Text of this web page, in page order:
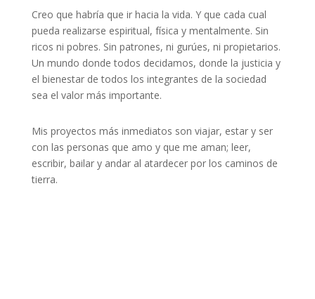
Creo que habría que ir hacia la vida. Y que cada cual
pueda realizarse espiritual, física y mentalmente. Sin
ricos ni pobres. Sin patrones, ni gurúes, ni propietarios.
Un mundo donde todos decidamos, donde la justicia y
el bienestar de todos los integrantes de la sociedad
sea el valor más importante.
Mis proyectos más inmediatos son viajar, estar y ser
con las personas que amo y que me aman; leer,
escribir, bailar y andar al atardecer por los caminos de
tierra.